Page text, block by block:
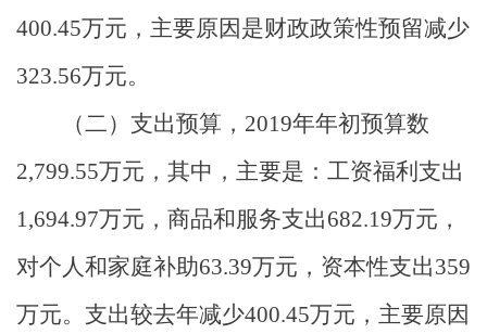
400.45万元，主要原因是财政政策性预留减少
323.56万元。
（二）支出预算， 2019年年初预算数
2,799.55万元，其中，主要是：工资福利支出
1,694.97万元，商品和服务支出682.19万元，
对个人和家庭补助63.39万元，资本性支出359
万元。支出较去年减少400.45万元，主要原因